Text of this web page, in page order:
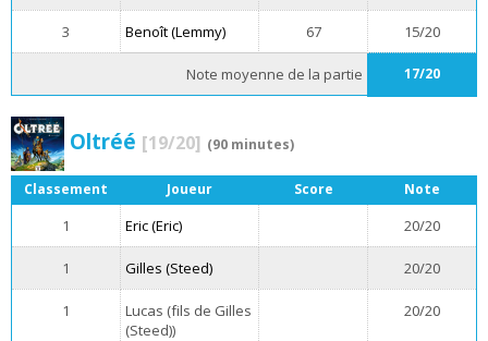
3 Benoît (Lemmy) 67 15/20
Note moyenne de la partie 17/20
Oltréé [19/20] (90 minutes)
Classement Joueur Score Note
1 Eric (Eric) 20/20
1 Gilles (Steed) 20/20
1
Lucas (fils de Gilles
(Steed))
20/20